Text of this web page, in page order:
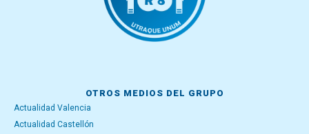
OTROS MEDIOS DEL GRUPO
Actualidad Valencia
Actualidad Castellón